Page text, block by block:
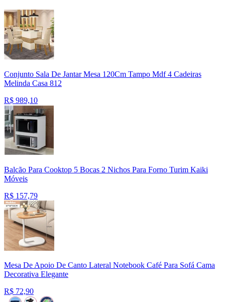
Conjunto Sala De Jantar Mesa 120Cm Tampo Mdf 4 Cadeiras
Melinda Casa 812
R$ 989,10
Balcão Para Cooktop 5 Bocas 2 Nichos Para Forno Turim Kaiki
Móveis
R$ 157,79
Mesa De Apoio De Canto Lateral Notebook Café Para Sofá Cama
Decorativa Elegante
R$ 72,90